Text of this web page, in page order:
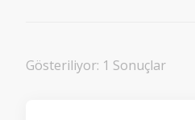
Gösteriliyor: 1 Sonuçlar